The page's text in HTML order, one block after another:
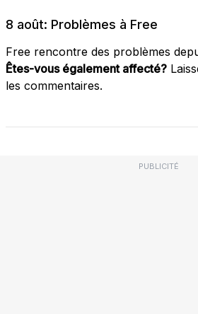
8 août: Problèmes à Free
Free rencontre des problèmes
Êtes-vous également affecté?
les commentaires.
PUBLICITÉ